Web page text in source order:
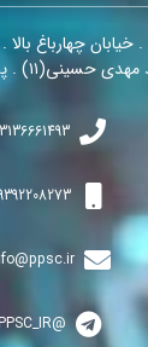
چهارباغ بالا
. پلاک ۳۸ . واحد۱
@PPSC_IR